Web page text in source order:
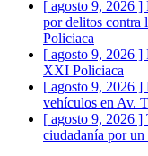
[ agosto 9, 2026 ]
por delitos contra
Policiaca
[ agosto 9, 2026 ]
XXI Policiaca
[ agosto 9, 2026 ]
vehículos en Av.
[ agosto 9, 2026 ]
ciudadanía por